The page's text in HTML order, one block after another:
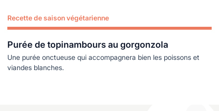
Recette de saison végétarienne
Purée de topinambours au gorgonzola
Une purée onctueuse qui accompagnera bien les poissons et
viandes blanches.
Lire plus